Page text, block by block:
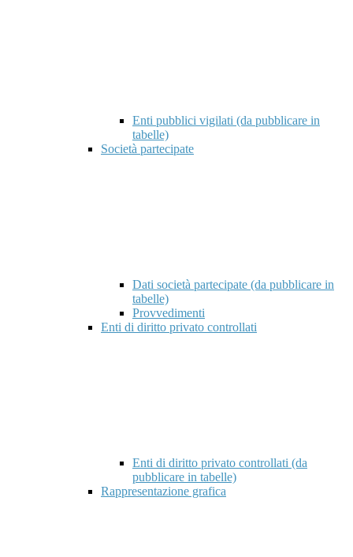
Enti pubblici vigilati (da pubblicare in
tabelle)
Società partecipate
Dati società partecipate (da pubblicare in
tabelle)
Provvedimenti
Enti di diritto privato controllati
Enti di diritto privato controllati (da
pubblicare in tabelle)
Rappresentazione grafica